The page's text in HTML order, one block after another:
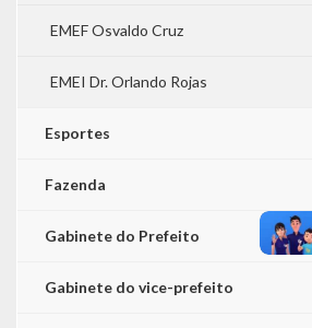
EMEF Osvaldo Cruz
EMEI Dr. Orlando Rojas
Esportes
Fazenda
Gabinete do Prefeito
Gabinete do vice-prefeito